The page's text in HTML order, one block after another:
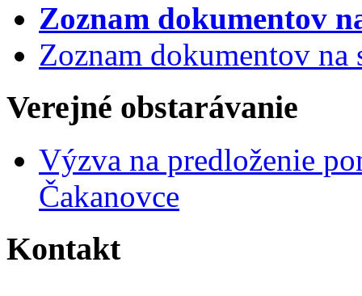
Zoznam dokumentov
Zoznam dokumentov
Verejné obstarávanie
Výzva na predloženie
Čakanovce
Kontakt